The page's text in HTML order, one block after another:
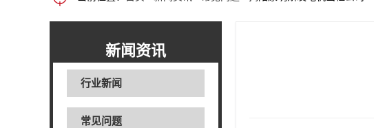
新闻资讯
行业新闻
常见问题